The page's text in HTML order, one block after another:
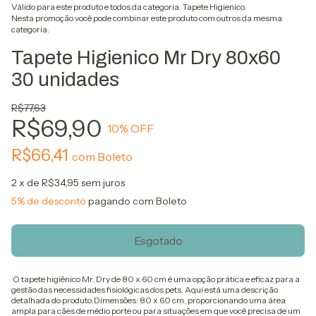
Válido para este produto e todos da categoria: Tapete Higienico.
Nesta promoção você pode combinar este produto com outros da mesma
categoria.
Tapete Higienico Mr Dry 80x60
30 unidades
R$77,63
R$69,90 10% OFF
R$66,41 com Boleto
2 x de R$34,95 sem juros
5% de desconto pagando com Boleto
O tapete higiênico Mr. Dry de 80 x 60 cm é uma opção prática e eficaz para a
gestão das necessidades fisiológicas dos pets. Aqui está uma descrição
detalhada do produto:Dimensões: 80 x 60 cm, proporcionando uma área
ampla para cães de médio porte ou para situações em que você precisa de um